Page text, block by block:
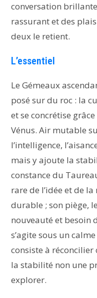
conversation
rassurant et des
deux le retient.
L’essentiel
Le Gémeaux
posé sur du roc : la
et se concrétise
Vénus. Air mutable
l’intelligence,
mais y ajoute la
constance du
rare de l’idée et de
durable ; son piège,
nouveauté et besoin
s’agite sous un
consiste à réconcilier
la stabilité non une
explorer.